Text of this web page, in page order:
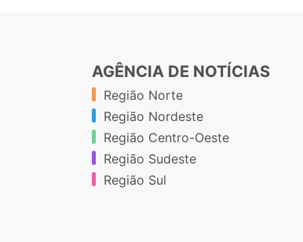
AGÊNCIA DE NOTÍCIAS
Região Norte
Região Nordeste
Região Centro-Oeste
Região Sudeste
Região Sul